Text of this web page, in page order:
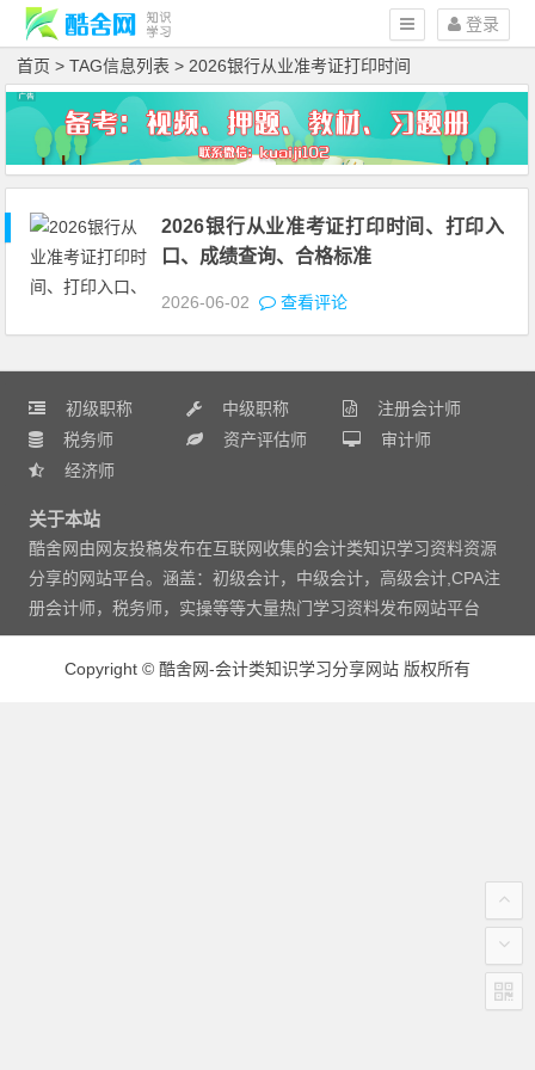
登录
首页 > TAG信息列表 > 2026银行从业准考证打印时间
2026银行从业准考证打印时间、打印入
口、成绩查询、合格标准
2026-06-02 查看评论
初级职称 中级职称
注册会计师
税务师
资产评估师
审计师
经济师
关于本站
酷舍网由网友投稿发布在互联网收集的会计类知识学习资料资源
分享的网站平台。涵盖：初级会计，中级会计，高级会计,CPA注
册会计师，税务师，实操等等大量热门学习资料发布网站平台
Copyright © 酷舍网-会计类知识学习分享网站 版权所有